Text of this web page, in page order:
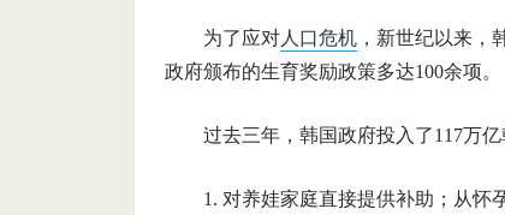
为了应对人口危机 ，新世纪以来，
政府颁布的生育奖励政策多达100余项。
过去三年，韩国政府投入了117万
1. 对养娃家庭直接提供补助；从怀